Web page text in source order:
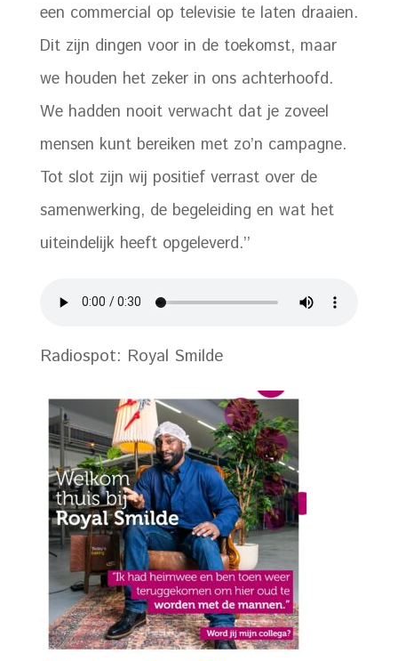
een commercial op televisie te laten draaien.
Dit zijn dingen voor in de toekomst, maar
we houden het zeker in ons achterhoofd.
We hadden nooit verwacht dat je zoveel
mensen kunt bereiken met zo’n campagne.
Tot slot zijn wij positief verrast over de
samenwerking, de begeleiding en wat het
uiteindelijk heeft opgeleverd.’’
Radiospot: Royal Smilde